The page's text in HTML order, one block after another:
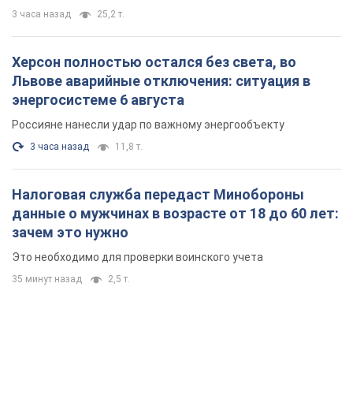
3 часа назад 25,2 т.
Херсон полностью остался без света, во
Львове аварийные отключения: ситуация в
энергосистеме 6 августа
Россияне нанесли удар по важному энергообъекту
3 часа назад 11,8 т.
Налоговая служба передаст Минобороны
данные о мужчинах в возрасте от 18 до 60 лет:
зачем это нужно
Это необходимо для проверки воинского учета
35 минут назад 2,5 т.